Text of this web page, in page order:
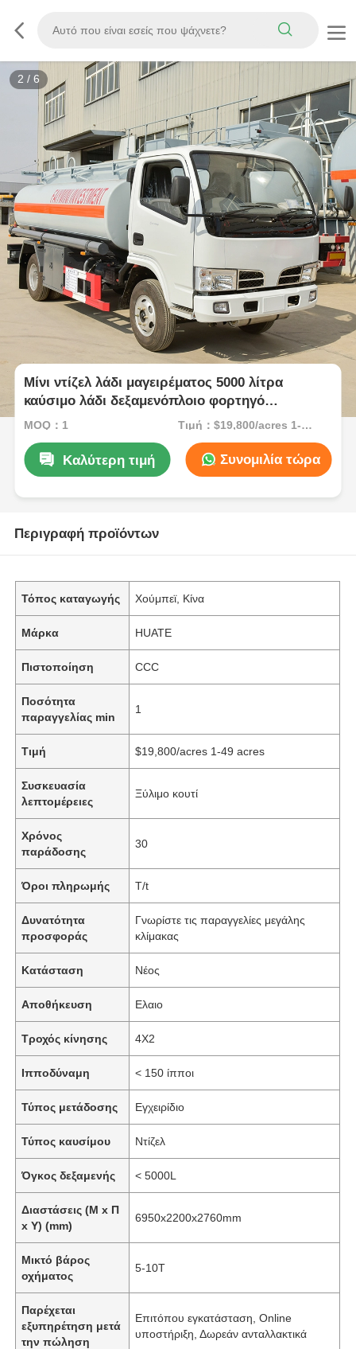
3 / 6
Μίνι ντίζελ λάδι μαγειρέματος 5000 λίτρα
καύσιμο λάδι δεξαμενόπλοιο φορτηγό
μεταφορικό όχημα δεξαμενόπλυμα άνθρακα
MOQ：1 Τιμή：$19,800/acres 1-49 acres
Καλύτερη τιμή Συνομιλία τώρα
Περιγραφή προϊόντων
Τόπος καταγωγής Χούμπεϊ, Κίνα
Μάρκα HUATE
Πιστοποίηση CCC
Ποσότητα
παραγγελίας min
1
Τιμή $19,800/acres 1-49 acres
Συσκευασία
λεπτομέρειες
Ξύλιμο κουτί
Χρόνος
παράδοσης
30
Όροι πληρωμής T/t
Δυνατότητα
προσφοράς
Γνωρίστε τις παραγγελίες μεγάλης
κλίμακας
Κατάσταση Νέος
Αποθήκευση Ελαιο
Τροχός κίνησης 4Χ2
Ιπποδύναμη < 150 ίπποι
Τύπος μετάδοσης Εγχειρίδιο
Τύπος καυσίμου Ντίζελ
Όγκος δεξαμενής < 5000L
Διαστάσεις (Μ x Π
x Υ) (mm)
6950x2200x2760mm
Μικτό βάρος
οχήματος
5-10T
Παρέχεται
εξυπηρέτηση μετά
την πώληση
Επιτόπου εγκατάσταση, Online
υποστήριξη, Δωρεάν ανταλλακτικά